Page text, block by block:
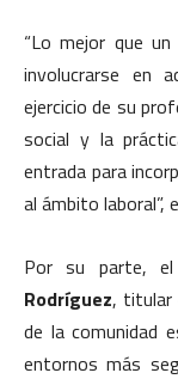
“Lo mejor que
involucrarse en
ejercicio de su
social y la
entrada para
al ámbito laboral”,
Por su parte, el
Rodríguez, titular
de la comunidad
entornos más